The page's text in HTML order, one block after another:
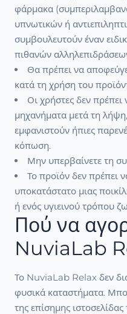
φάρμακα
υπνωτικών ή
συμβουλευτούν έναν
πιθανών
Θα πρέπει να
κατά τη χρήση του
Οι χρήστες δεν πρέπει
μηχανήματα μετά τη
εμφανιστούν ήπιες
κόπωση.
Μην υπερβαίνετε τη
Το προϊόν δεν πρέπει
υποκατάστατο μιας
ή ενός υγιεινού τρόπου
Πού να
NuviaLab
Το NuviaLab Relax δεν
φυσικά καταστήματα.
της επίσημης